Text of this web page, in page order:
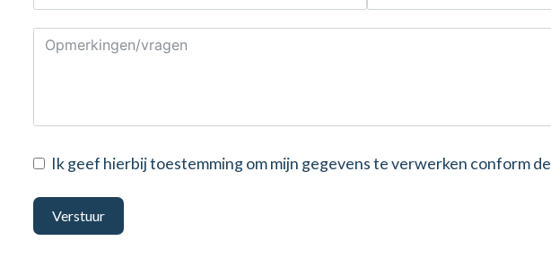
Ik geef hierbij toestemming om mijn gegevens te verwerken conform de
Verstuur